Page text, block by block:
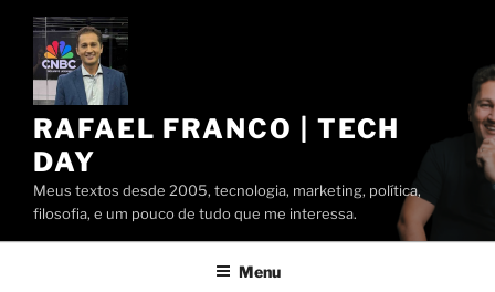
Pular
conteúdo
RAFAEL FRANCO | TECH
DAY
Meus textos desde 2005, tecnologia, marketing, política,
filosofia, e um pouco de tudo que me interessa.
Menu